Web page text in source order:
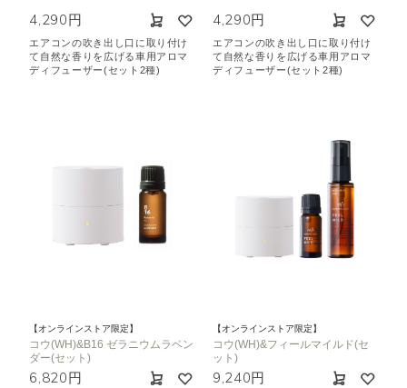
4,290円
エアコンの吹き出し口に取り付け
て自然な香りを広げる車用アロマ
ディフューザー(セット2種)
4,290円
エアコンの吹き出し口に取り付け
て自然な香りを広げる車用アロマ
ディフューザー(セット2種)
【オンラインストア限定】
コウ(WH)&B16 ゼラニウムラベン
ダー(セット)
6,820円
【オンラインストア限定】
コウ(WH)&フィールマイルド(セ
ット)
9,240円